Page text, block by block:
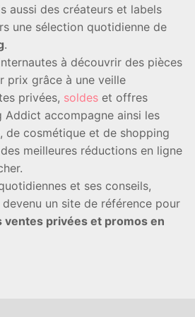
aussi des créateurs et labels
une sélection quotidienne de
.
à découvrir des pièces
prix grâce à une veille
privées, soldes et offres
Addict accompagne ainsi les
de cosmétique et de shopping
meilleures réductions en ligne
et ses conseils,
un site de référence pour
ventes privées et promos en